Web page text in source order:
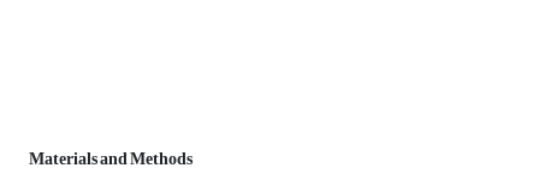
Materials and Methods